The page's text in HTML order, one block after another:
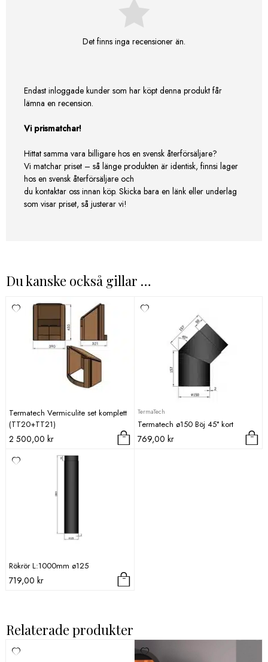
Det finns inga recensioner än.
Endast inloggade kunder som har köpt denna produkt får
lämna en recension.
Vi prismatchar!
Hittat samma vara billigare hos en svensk återförsäljare?
Vi matchar priset – så länge produkten är identisk, finnsi lager
hos en svensk återförsäljare och
du kontaktar oss innan köp. Skicka bara en länk eller underlag
som visar priset, så justerar vi!
Du kanske också gillar …
Termatech Vermiculite set komplett
(TT20+TT21)
2 500,00 kr
TermaTech
Termatech ø150 Böj 45° kort
769,00 kr
Rökrör L:1000mm ø125
719,00 kr
Relaterade produkter